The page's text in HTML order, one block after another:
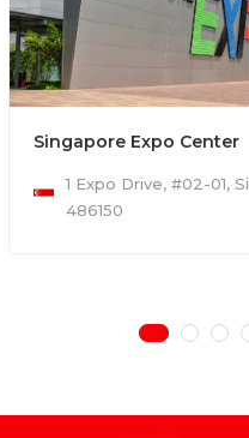
Singapore Expo Center
1 Expo Drive, #02-01,
486150